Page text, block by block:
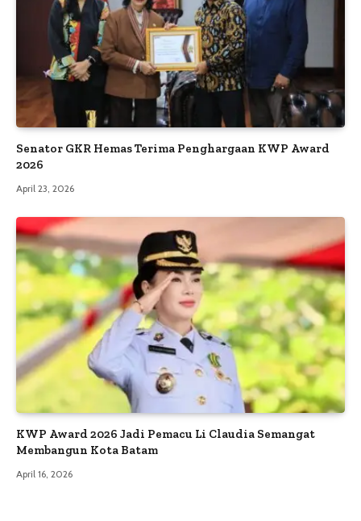
Senator GKR Hemas Terima Penghargaan KWP Award
2026
April 23, 2026
KWP Award 2026 Jadi Pemacu Li Claudia Semangat
Membangun Kota Batam
April 16, 2026